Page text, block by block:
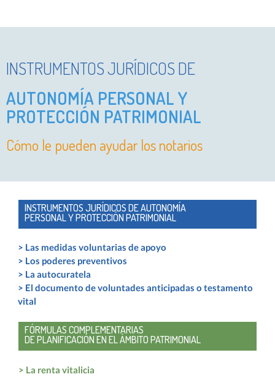
INSTRUMENTOS JURÍDICOS DE
AUTONOMÍA PERSONAL Y
PROTECCIÓN PATRIMONIAL
Cómo le pueden ayudar los notarios
INSTRUMENTOS JURÍDICOS DE AUTONOMÍA
PERSONAL Y PROTECCIÓN PATRIMONIAL
> Las medidas voluntarias de apoyo
> Los poderes preventivos
> La autocuratela
> El documento de voluntades anticipadas o testamento
vital
FÓRMULAS COMPLEMENTARIAS
DE PLANIFICACIÓN EN EL ÁMBITO PATRIMONIAL
> La renta vitalicia